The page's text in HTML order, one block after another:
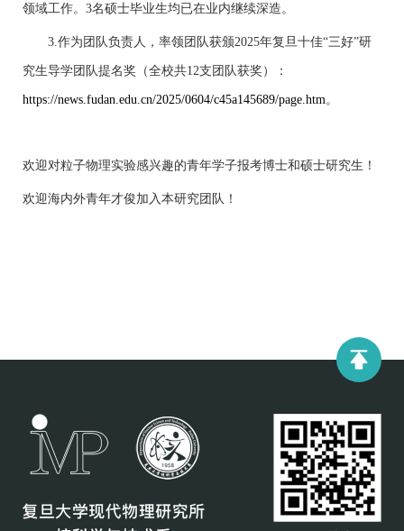
领域工作。3名硕士毕业生均已在业内继续深造。
3.作为团队负责人，率领团队获颁2025年复旦十佳“三好”研
究生导学团队提名奖（全校共12支团队获奖）：
https://news.fudan.edu.cn/2025/0604/c45a145689/page.htm 。
欢迎对粒子物理实验感兴趣的青年学子报考博士和硕士研究生！
欢迎海内外青年才俊加入本研究团队！